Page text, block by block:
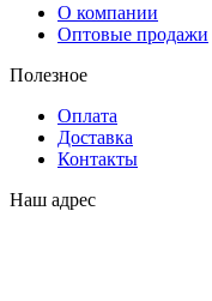
О компании
Оптовые продажи
Полезное
Оплата
Доставка
Контакты
Наш адрес